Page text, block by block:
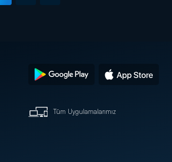
Tüm Uygulamalarımız